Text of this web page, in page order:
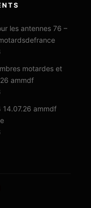
les antennes 76 –
motardes et
ammdf
14.07.26 ammdf